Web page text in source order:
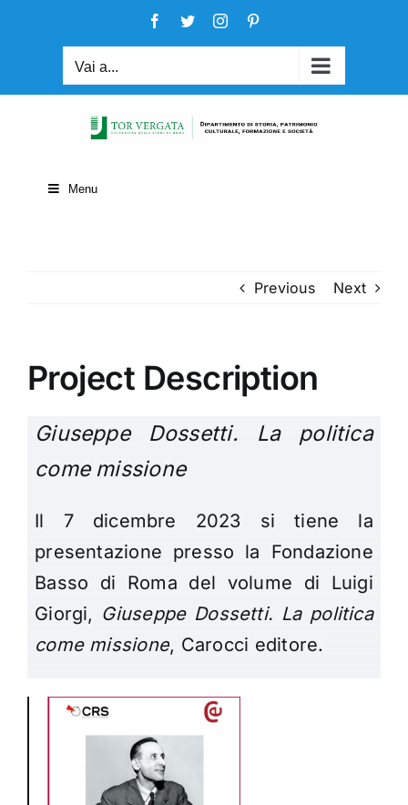
Facebook
TwitterInstagram
Vai a...
Menu
Previous Next
Project Description
Giuseppe Dossetti. La politica
come missione
Il 7 dicembre 2023 si tiene la
presentazione presso la Fondazione
Basso di Roma del volume di Luigi
Giorgi, Giuseppe Dossetti. La politica
come missione, Carocci editore.